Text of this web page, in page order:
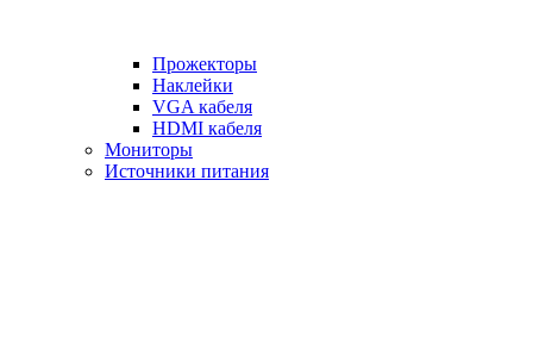
Прожекторы
Наклейки
VGA кабеля
HDMI кабеля
Мониторы
Источники питания